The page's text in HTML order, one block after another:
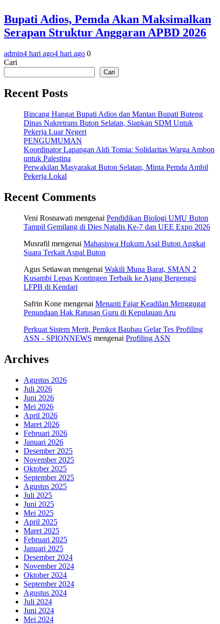
Bupati Adios, Pemda Akan Maksimalkan
Serapan Struktur Anggaran APBD 2026
admin4 hari ago4 hari ago 0
Cari
Cari
Recent Posts
Bincang Hangat Bupati Adios dan Mantan Bupati Buteng
Dinas Nakretrans Buton Selatan, Siapkan SDM Untuk
Pekerja Luar Negeri
PENGUMUMAN
Koordinator Lapangan Aldi Tomia: Solidaritas Warga Ambon
untuk Palestina
Perwakilan Masyarakat Buton Selatan, Minta Pemda Ambil
Pekerja Lokal
Recent Comments
Veni Rosnawati mengenai Pendidikan Biologi UMU Buton
Tampil Gemilang di Dies Natalis Ke-7 dan UEE Expo 2026
Musrafil mengenai Mahasiswa Hukum Asal Buton Angkat
Suara Terkait Aspal Buton
Agus Setiawan mengenai Wakili Muna Barat, SMAN 2
Kusambi Lepas Kontingen Terbaik ke Ajang Bergengsi
LFPB di Kendari
Safrin Kone mengenai Menanti Fajar Keadilan Menggugat
Penundaan Hak Ratusan Guru di Kepulauan Aru
Perkuat Sistem Merit, Pemkot Baubau Gelar Tes Profiling
ASN - SPIONNEWS mengenai Profiling ASN
Archives
Agustus 2026
Juli 2026
Juni 2026
Mei 2026
April 2026
Maret 2026
Februari 2026
Januari 2026
Desember 2025
November 2025
Oktober 2025
September 2025
Agustus 2025
Juli 2025
Juni 2025
Mei 2025
April 2025
Maret 2025
Februari 2025
Januari 2025
Desember 2024
November 2024
Oktober 2024
September 2024
Agustus 2024
Juli 2024
Juni 2024
Mei 2024